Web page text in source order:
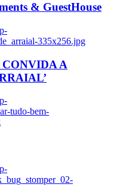
& GuestHouse
335x256.jpg
A
tudo-bem-